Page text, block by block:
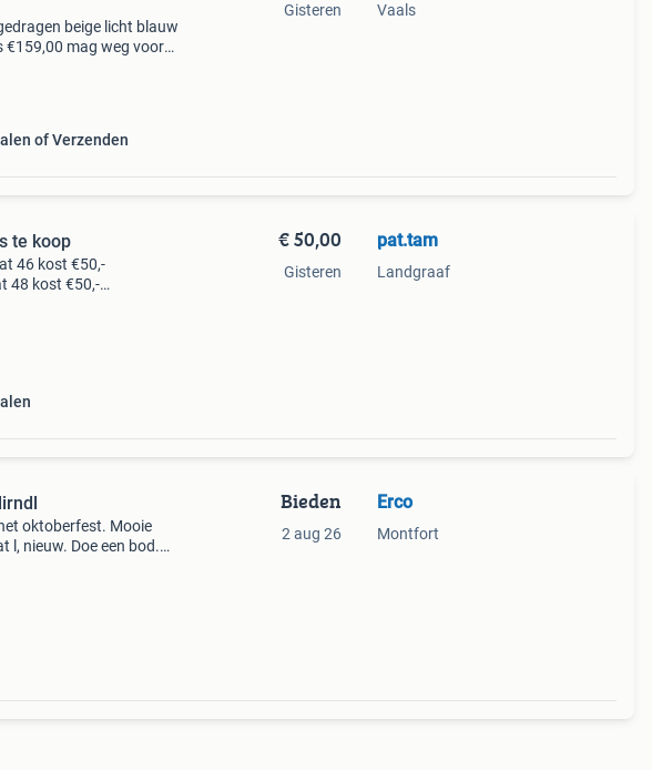
beige licht blauw
€159,00 mag weg voor
of Verzenden
Gisteren Vaals
te koop
46 kost €50,-
48 kost €50,-
€ 50,00
Gisteren
pat.tam
Landgraaf
oktoberfest. Mooie
l, nieuw. Doe een bod.
Bieden
2 aug 26
Erco
Montfort